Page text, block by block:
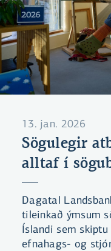
13. jan. 2026
Sögulegir
alltaf í
Dagatal
tileinkað ýmsum
Íslandi sem
efnahags- og